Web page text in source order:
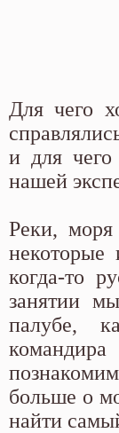
Для чего
и для
нашей
Реки,
некоторые
когда-то
занятии
палубе,
больше о
найти